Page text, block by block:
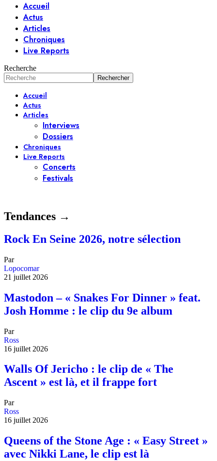
Accueil
Actus
Articles
Chroniques
Live Reports
Recherche
Accueil
Actus
Articles
Interviews
Dossiers
Chroniques
Live Reports
Concerts
Festivals
Tendances →
Rock En Seine 2026, notre sélection
Par
Lopocomar
21 juillet 2026
Mastodon – « Snakes For Dinner » feat.
Josh Homme : le clip du 9e album
Par
Ross
16 juillet 2026
Walls Of Jericho : le clip de « The
Ascent » est là, et il frappe fort
Par
Ross
16 juillet 2026
Queens of the Stone Age : « Easy Street »
avec Nikki Lane, le clip est là